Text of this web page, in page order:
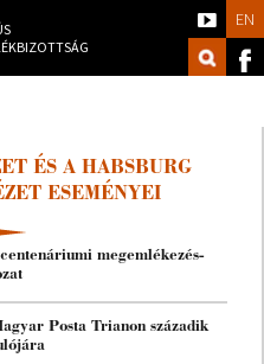
EN
ÉS A HABSBURG
ESEMÉNYEI
megemlékezés-
Posta Trianon századik